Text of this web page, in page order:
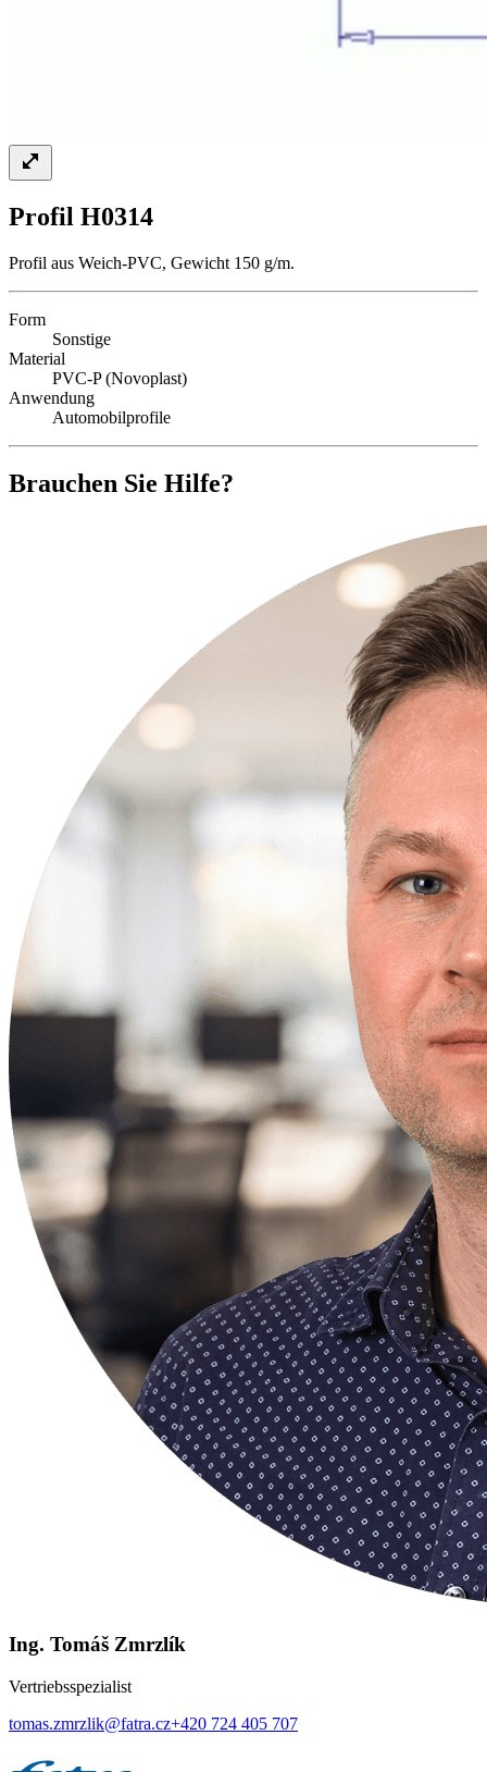
Profil H0314
Profil aus Weich-PVC, Gewicht 150 g/m.
Form
Sonstige
Material
PVC-P (Novoplast)
Anwendung
Automobilprofile
Brauchen Sie Hilfe?
Ing. Tomáš Zmrzlík
Vertriebsspezialist
tomas.zmrzlik@fatra.cz+420 724 405 707